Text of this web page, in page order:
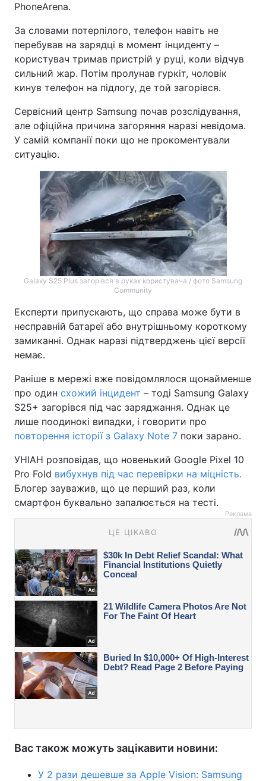
PhoneArena.
За словами потерпілого, телефон навіть не
перебував на зарядці в момент інциденту –
користувач тримав пристрій у руці, коли відчув
сильний жар. Потім пролунав гуркіт, чоловік
кинув телефон на підлогу, де той загорівся.
Сервісний центр Samsung почав розслідування,
але офіційна причина загоряння наразі невідома.
У самій компанії поки що не прокоментували
ситуацію.
Galaxy S25 Plus загорівся в руках користувача / фото Samsung
Community
Експерти припускають, що справа може бути в
несправній батареї або внутрішньому короткому
замиканні. Однак наразі підтверджень цієї версії
немає.
Раніше в мережі вже повідомлялося щонайменше
про один схожий інцидент – тоді Samsung Galaxy
S25+ загорівся під час заряджання. Однак це
лише поодинокі випадки, і говорити про
повторення історії з Galaxy Note 7 поки зарано.
УНІАН розповідав, що новенький Google Pixel 10
Pro Fold вибухнув під час перевірки на міцність.
Блогер зауважив, що це перший раз, коли
смартфон буквально запалюється на тесті.
Реклама
Вас також можуть зацікавити новини:
У 2 рази дешевше за Apple Vision: Samsung